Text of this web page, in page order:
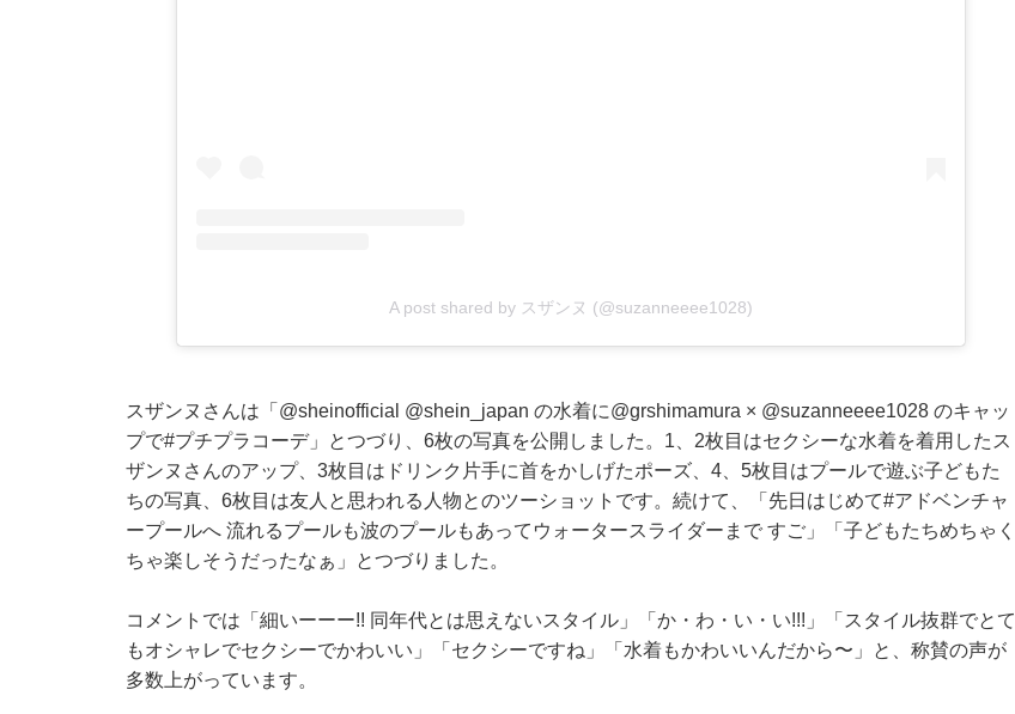
A post shared by スザンヌ (@suzanneeee1028)
スザンヌさんは「 @sheinofficial @shein_japan の水着に@grshimamura × @suzanneeee1028のキャッ
プで#プチプラコーデ」とつづり、6枚の写真を公開しました。1、2枚目はセクシーな水着を着用したス
ザンヌさんのアップ、3枚目はドリンク片手に首をかしげたポーズ、4、5枚目はプールで遊ぶ子どもた
ちの写真、6枚目は友人と思われる人物とのツーショットです。続けて、「先日はじめて#アドベンチャ
ープールへ 流れるプールも波のプールもあってウォータースライダーまで すご」「子どもたちめちゃく
ちゃ楽しそうだったなぁ」とつづりました。
コメントでは「細いーーー!! 同年代とは思えないスタイル」「か・わ・い・い!!!」「スタイル抜群でとて
もオシャレでセクシーでかわいい」「セクシーですね」「水着もかわいいんだから〜」と、称賛の声が
多数上がっています。